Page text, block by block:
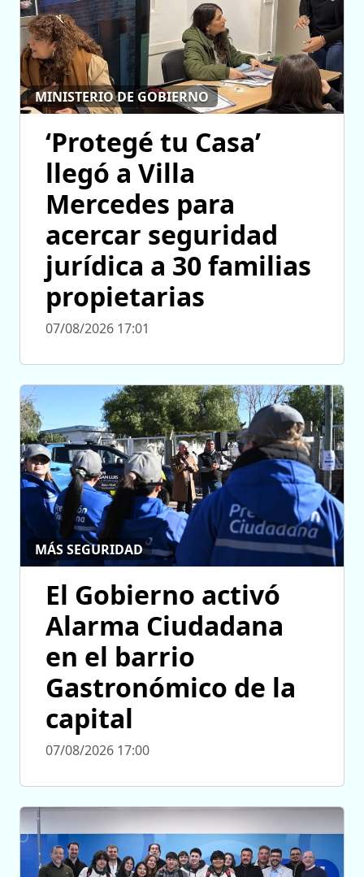
MINISTERIO DE GOBIERNO
‘Protegé tu Casa’
llegó a Villa
Mercedes para
acercar seguridad
jurídica a 30 familias
propietarias
07/08/2026 17:01
MÁS SEGURIDAD
El Gobierno activó
Alarma Ciudadana
en el barrio
Gastronómico de la
capital
07/08/2026 17:00